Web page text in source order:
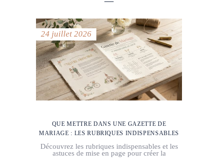
24 juillet 2026
QUE METTRE DANS UNE GAZETTE DE
MARIAGE : LES RUBRIQUES INDISPENSABLES
Découvrez les rubriques indispensables et les
astuces de mise en page pour créer la